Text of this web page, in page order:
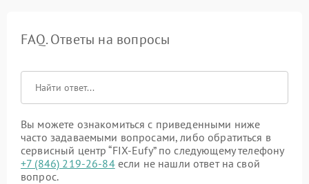
FAQ. Ответы на вопросы
Вы можете ознакомиться с приведенными ниже
часто задаваемыми вопросами, либо обратиться в
сервисный центр “FIX-Eufy” по следующему телефону
+7 (846) 219-26-84если не нашли ответ на свой
вопрос.